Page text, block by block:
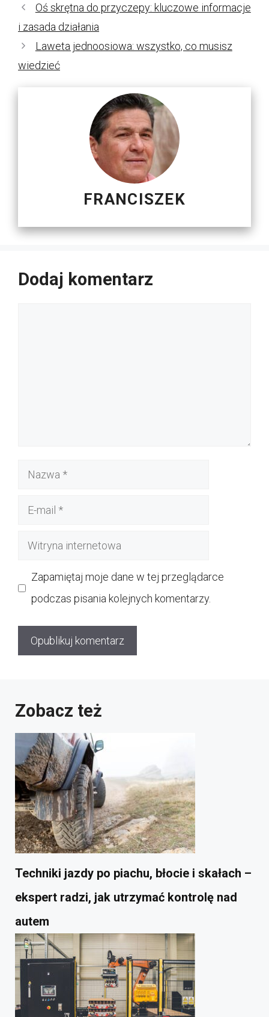
Oś skrętna do przyczepy: kluczowe informacje
i zasada działania
Laweta jednoosiowa: wszystko, co musisz
wiedzieć
FRANCISZEK
Dodaj komentarz
Nazwa
Witryna
Zapamiętaj moje dane w tej przeglądarce
podczas pisania kolejnych komentarzy.
Zobacz też
Techniki jazdy po piachu, błocie i skałach –
ekspert radzi, jak utrzymać kontrolę nad
autem